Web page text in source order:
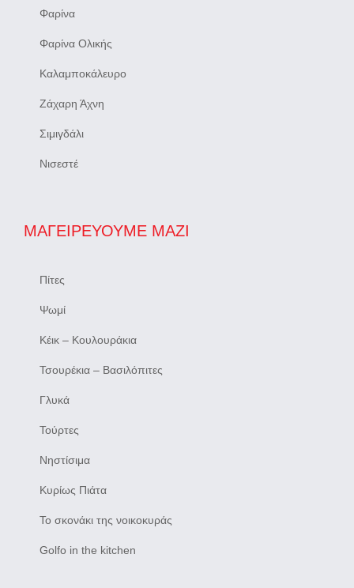
Φαρίνα
Φαρίνα Ολικής
Καλαμποκάλευρο
Ζάχαρη Άχνη
Σιμιγδάλι
Νισεστέ
ΜΑΓΕΙΡΕΎΟΥΜΕ ΜΑΖΊ
Πίτες
Ψωμί
Κέικ – Κουλουράκια
Τσουρέκια – Βασιλόπιτες
Γλυκά
Τούρτες
Νηστίσιμα
Κυρίως Πιάτα
Το σκονάκι της νοικοκυράς
Golfo in the kitchen